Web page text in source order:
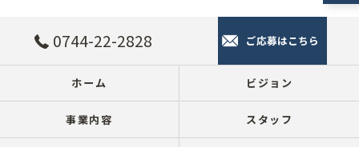
0744-22-2828 ご応募はこちら
ホーム ビジョン
事業内容 スタッフ